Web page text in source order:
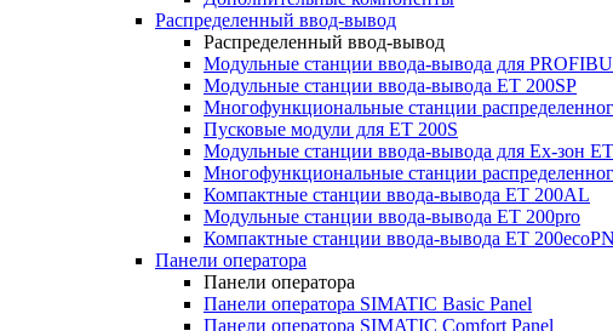
Распределенный ввод-вывод
Распределенный ввод-вывод
Модульные станции ввода-вывода для
Модульные станции ввода-вывода ET 200SP
Многофункциональные станции
Пусковые модули для ET 200S
Модульные станции ввода-вывода для Ex-зон
Многофункциональные станции
Компактные станции ввода-вывода ET 200AL
Модульные станции ввода-вывода ET 200pro
Компактные станции ввода-вывода ET 200ecoPN
Панели оператора
Панели оператора
Панели оператора SIMATIC Basic Panel
Панели оператора SIMATIC Comfort Panel